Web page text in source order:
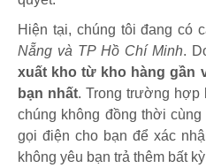
Hiện tại, chúng tôi đang có
Nẵng và TP Hồ Chí Minh.
xuất kho từ kho hàng gần
bạn nhất. Trong trường hợp
chúng không đồng thời
gọi điện cho bạn để xác
không yêu bạn trả thêm bất